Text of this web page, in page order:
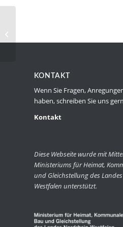
KONTAKT
Wenn Sie Fragen,
haben, schreiben Sie uns
Kontakt
Diese Webseite wurde mit
Ministeriums für Heimat,
und Gleichstellung des
Westfalen unterstützt.